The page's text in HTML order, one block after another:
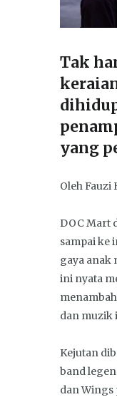
Tak
yang
Oleh Fauzi
DOC Mart
sampai ke
gaya anak
ini nyata
dan muzik
Kejutan
band
dan Wings